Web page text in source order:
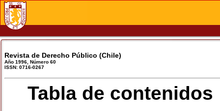
Revista de Derecho Público (Chile)
Año 1996, Número 60
ISSN: 0716-0267
Tabla de contenidos